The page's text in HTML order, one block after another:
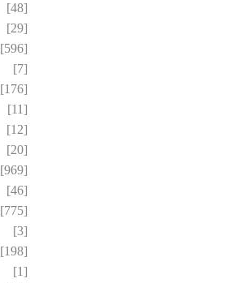
[48]
[29]
[596]
[7]
[176]
[11]
[12]
[20]
[969]
[46]
[775]
[3]
[198]
[1]